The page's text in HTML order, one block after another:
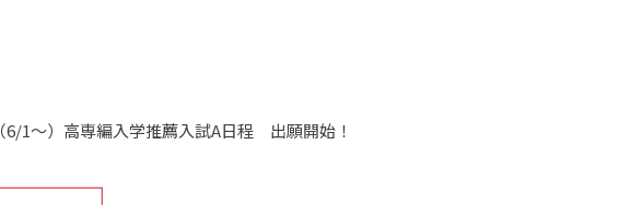
（6/1～）高専編入学推薦入試A日程 出願開始！